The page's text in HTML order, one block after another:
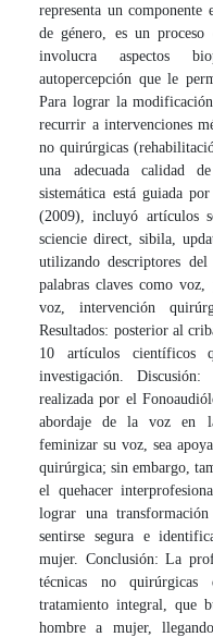
representa un componente
de género, es un
involucra aspectos
autopercepción que le
Para lograr la
recurrir a intervenciones
no quirúrgicas
una adecuada calidad
sistemática está guiada
(2009), incluyó artículos
sciencie direct, sibila,
utilizando descriptores
palabras claves como voz,
voz, intervención
Resultados: posterior al
10 artículos científicos
investigación.
realizada por el
abordaje de la voz en
feminizar su voz, sea
quirúrgica; sin embargo,
el quehacer
lograr una
sentirse segura e
mujer. Conclusión: La
técnicas no
tratamiento integral, que
hombre a mujer,